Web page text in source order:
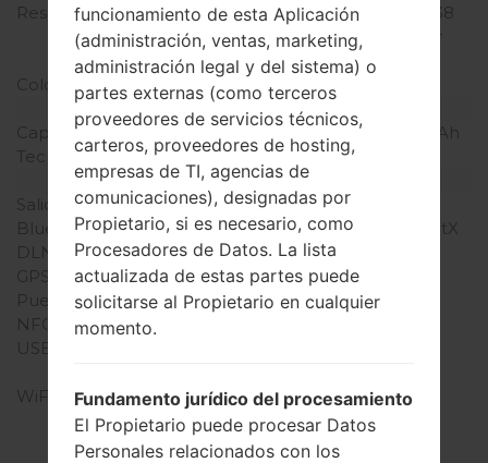
Resolución de Pantalla
1440 x 2560 píxeles (~538
densidad de píxeles por
pulgada)
Colores de pantalla
16M colores
Batería y Teclado
Capacidad de batería
Extraíble Li-Ion 3000 mAh
Teclado físico
-
Interfaces
Salida de audio
3.5mm jack
Bluetooth
versión 4.1, A2DP, LE, aptX
DLNA
Sí
GPS
A-GPS, GLONASS
Puerto infrarrojo
Sí
NFC
USB
WiFi
Wi-Fi 802.11 a/b/g/n/ac,
dual-band, Wi-Fi Direct,
hotspot
funcionamiento de esta Aplicación
(administración, ventas, marketing,
administración legal y del sistema) o
partes externas (como terceros
proveedores de servicios técnicos,
carteros, proveedores de hosting,
empresas de TI, agencias de
comunicaciones), designadas por
Propietario, si es necesario, como
Procesadores de Datos. La lista
actualizada de estas partes puede
solicitarse al Propietario en cualquier
momento.
Fundamento jurídico del procesamiento
El Propietario puede procesar Datos
Personales relacionados con los